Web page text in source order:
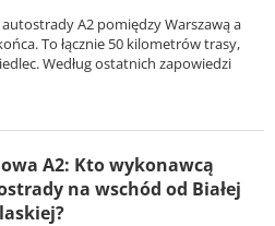
A2 pomiędzy Warszawą a
To łącznie 50 kilometrów trasy,
Według ostatnich zapowiedzi
A2: Kto wykonawcą
na wschód od Białej